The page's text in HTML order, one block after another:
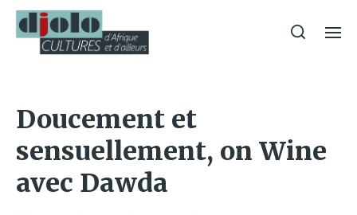
Doucement et
sensuellement, on Wine
avec Dawda